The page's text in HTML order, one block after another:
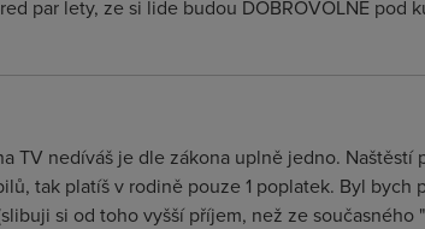
par lety, ze si lide budou DOBROVOLNE
TV nedíváš je dle zákona uplně jedno. Naštěstí
tak platíš v rodině pouze 1 poplatek. Byl
si od toho vyšší příjem, než ze